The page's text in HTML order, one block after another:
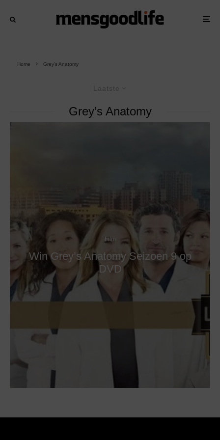
Home Grey’s Anatomy
Laatste
Grey’s Anatomy
Film
Win Grey’s Anatomy Seizoen 9 op
DVD